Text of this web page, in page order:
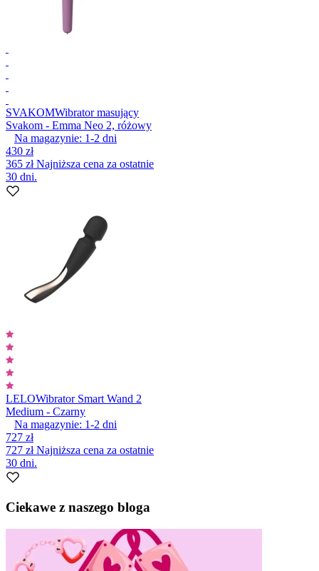
SVAKOMWibrator masujący
Svakom - Emma Neo 2, różowy
Na magazynie: 1-2 dni
430 zł
365 złNajniższa cena za ostatnie
30 dni.
LELOWibrator Smart Wand 2
Medium - Czarny
Na magazynie: 1-2 dni
727 zł
727 złNajniższa cena za ostatnie
30 dni.
Ciekawe z naszego bloga